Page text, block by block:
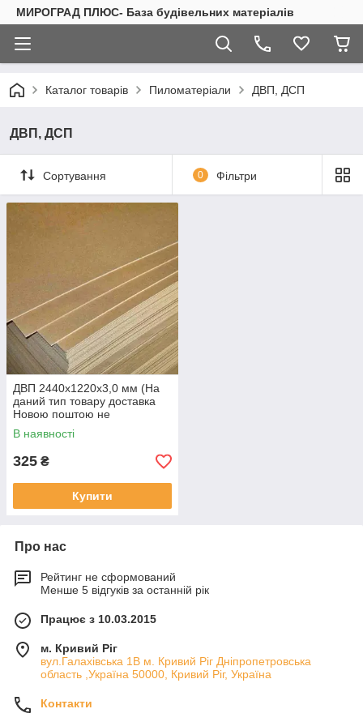
МИРОГРАД ПЛЮС- База будівельних матеріалів
Каталог товарів Пиломатеріали ДВП, ДСП
ДВП, ДСП
Сортування 0 Фільтри
ДВП 2440х1220х3,0 мм (На
даний тип товару доставка
Новою поштою не
здійснюється)
В наявності
325 ₴
Купити
Про нас
Рейтинг не сформований
Менше 5 відгуків за останній рік
Працює з 10.03.2015
м. Кривий Ріг
вул.Галахівська 1В м. Кривий Ріг Дніпропетровська
область ,Україна 50000, Кривий Ріг, Україна
Контакти